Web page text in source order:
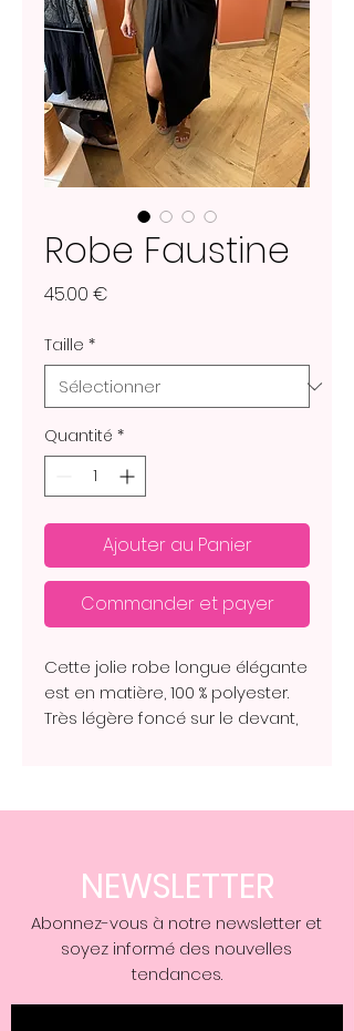
Robe Faustine
45.00 €
Taille *
Quantité *
Ajouter au Panier
Commander et payer
Cette jolie robe longue élégante
est en matière, 100 % polyester.
Très légère foncé sur le devant,
NEWSLETTER
Abonnez-vous à notre newsletter et
soyez informé des nouvelles
tendances.